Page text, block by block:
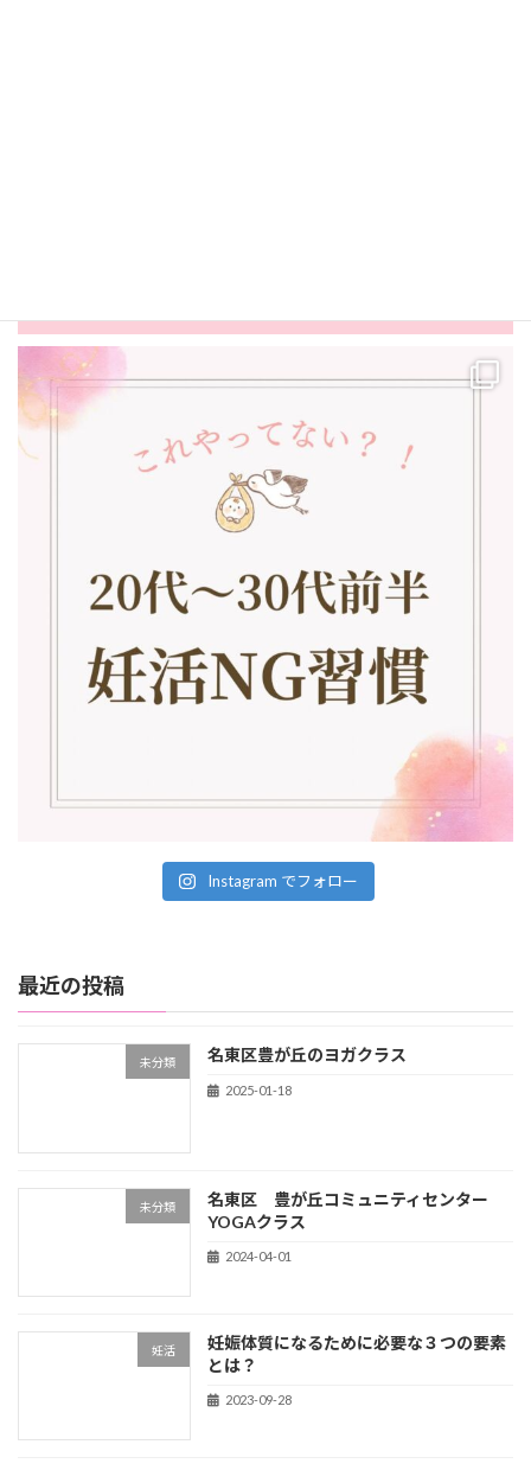
Instagram でフォロー
最近の投稿
未分類 名東区豊が丘のヨガクラス
2025-01-18
未分類
名東区 豊が丘コミュニティセンター
YOGAクラス
2024-04-01
妊活
妊娠体質になるために必要な３つの要素
とは？
2023-09-28